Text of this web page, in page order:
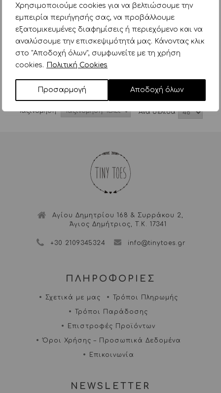
Χρησιμοποιούμε cookies για να βελτιώσουμε την
εμπειρία περιήγησής σας, να προβάλλουμε
εξατομικευμένες διαφημίσεις ή περιεχόμενο και να
αναλύσουμε την επισκεψιμότητά μας. Κάνοντας κλικ
στο "Αποδοχή όλων", συμφωνείτε με τη χρήση
cookies. Πολιτική Cookies
Προσαρμογή Αποδοχή όλων
babyono πιάτο σιλικόνης
με 3 θέσεις, καπάκι &
βάση με βεντούζα – μπλε
14,90€
babyono πιάτο σιλικόνης
14,90€
Ταξινόμηση Aνά σελίδα
Αγίου Δημητρίου 168 & Συρράκου 2,
Άγιος Δημήτριος, Τ.Κ. 17341
+30 2109345324 info@tinytoes.gr
ΠΛΗΡΟΦΟΡΙΕΣ
Σχετικά με μας Τρόποι Πληρωμής
Τρόποι Παράδοσης
Επιστροφές Προϊόντων
Όροι Χρήσης – Προσωπικά Δεδομένα
Επικοινωνία
NEWSLETTER